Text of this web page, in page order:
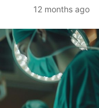
12 months ago